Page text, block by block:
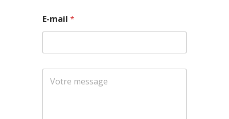
-
m
i
*
E-mail*